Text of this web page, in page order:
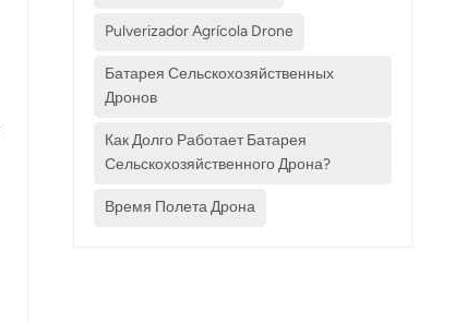
Pulverizador Agrícola Drone
Батарея Сельскохозяйственных
Дронов
Как Долго Работает Батарея
Сельскохозяйственного Дрона?
Время Полета Дрона